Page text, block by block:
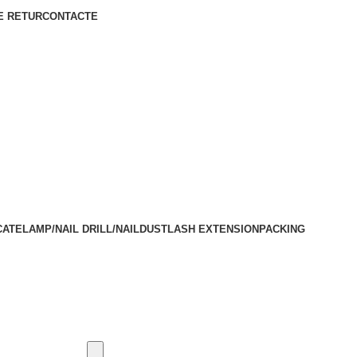
RETURCONTACTE
LAMP/NAIL DRILL/NAILDUSTLASH EXTENSION PACKING